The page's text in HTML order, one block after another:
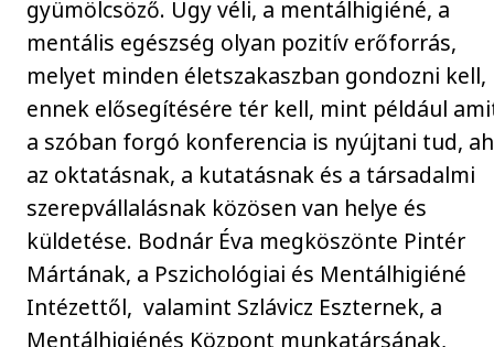
gyümölcsöző. Úgy véli, a mentálhigiéné, a
mentális egészség olyan pozitív erőforrás,
melyet minden életszakaszban gondozni kell,
ennek elősegítésére tér kell, mint például
a szóban forgó konferencia is nyújtani tud,
az oktatásnak, a kutatásnak és a társadalmi
szerepvállalásnak közösen van helye és
küldetése. Bodnár Éva megköszönte Pintér
Mártának, a Pszichológiai és Mentálhigiéné
Intézettől, valamint Szlávicz Eszternek, a
Mentálhigiénés Központ munkatársának,